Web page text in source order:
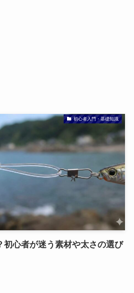
初心者入門・基礎知識
初心者が迷う素材や太さの選び